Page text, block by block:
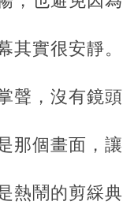
其實很安靜。
聲，沒有鏡
那個畫面，讓
熱鬧的剪綵